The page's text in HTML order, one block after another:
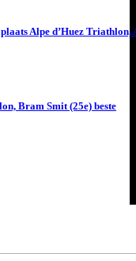
Alpe d’Huez Triathlon,
Bram Smit (25e) beste